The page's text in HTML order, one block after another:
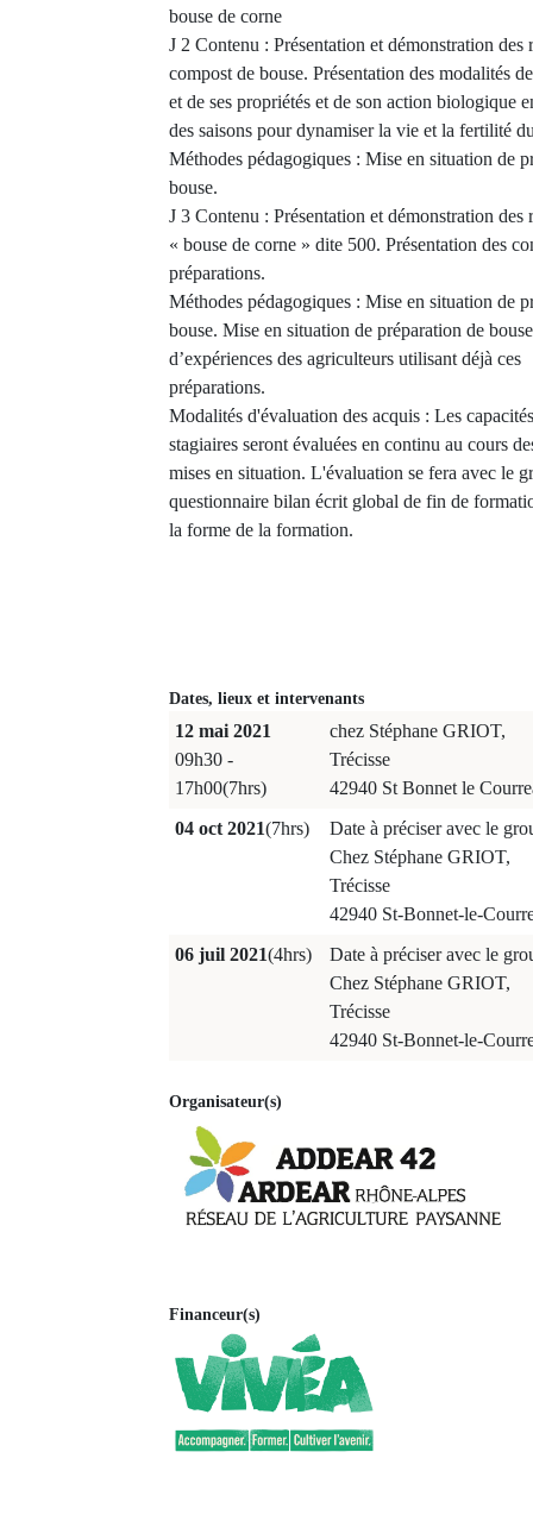
bouse de corne
J 2 Contenu : Présentation et démonstration des
compost de bouse. Présentation des modalités
et de ses propriétés et de son action biologique
des saisons pour dynamiser la vie et la fertilité
Méthodes pédagogiques : Mise en situation de
bouse.
J 3 Contenu : Présentation et démonstration des
« bouse de corne » dite 500. Présentation des
préparations.
Méthodes pédagogiques : Mise en situation de
bouse. Mise en situation de préparation de
d’expériences des agriculteurs utilisant déjà ces
préparations.
Modalités d'évaluation des acquis : Les
stagiaires seront évaluées en continu au cours
mises en situation. L'évaluation se fera avec le
questionnaire bilan écrit global de fin de
la forme de la formation.
Dates, lieux et intervenants
12 mai 2021
09h30 -
17h00(7hrs)
chez Stéphane GRIOT,
Trécisse
42940 St Bonnet le
04 oct 2021(7hrs)
Date à préciser avec le
Chez Stéphane GRIOT,
Trécisse
42940 St-Bonnet-le-
06 juil 2021(4hrs)
Date à préciser avec le
Chez Stéphane GRIOT,
Trécisse
42940 St-Bonnet-le-
Organisateur(s)
Financeur(s)